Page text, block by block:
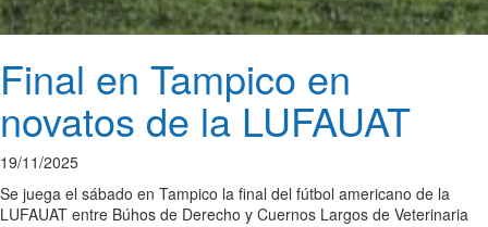
Final en Tampico en
novatos de la LUFAUAT
19/11/2025
Se juega el sábado en Tampico la final del fútbol americano de la
LUFAUAT entre Búhos de Derecho y Cuernos Largos de Veterinaria